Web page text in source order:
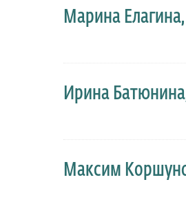
Марина
Ирина
Максим